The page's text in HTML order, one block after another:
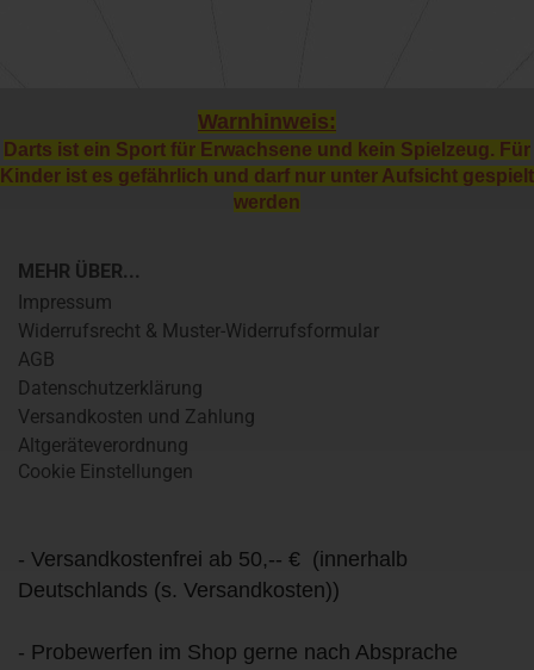
Warnhinweis:
Darts ist ein Sport für Erwachsene und kein Spielzeug. Für
Kinder ist es gefährlich und darf nur unter Aufsicht gespielt
werden
MEHR ÜBER...
Impressum
Widerrufsrecht & Muster-Widerrufsformular
AGB
Datenschutzerklärung
Versandkosten und Zahlung
Altgeräteverordnung
Cookie Einstellungen
- Versandkostenfrei ab 50,-- € (innerhalb
Deutschlands (s. Versandkosten))
- Probewerfen im Shop gerne nach Absprache